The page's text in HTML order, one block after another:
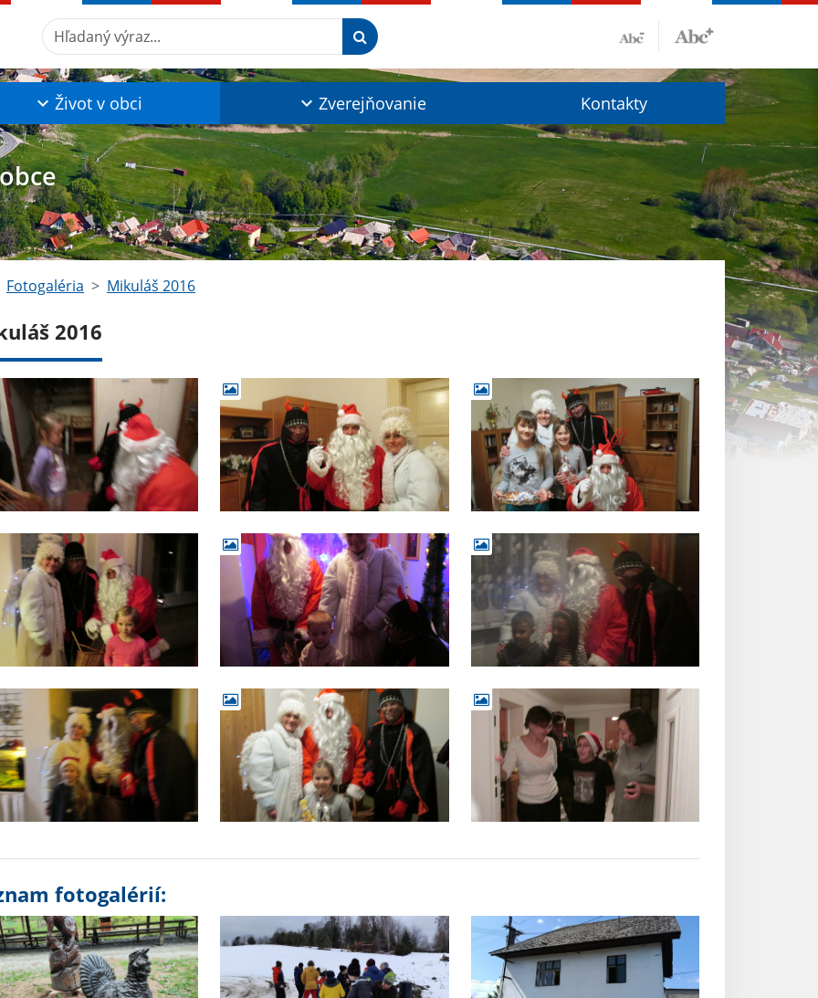
Hľadaný výraz...
Život v obci Zverejňovanie Kontakty
Fotogaléria Mikuláš 2016
2016
fotogalérií: